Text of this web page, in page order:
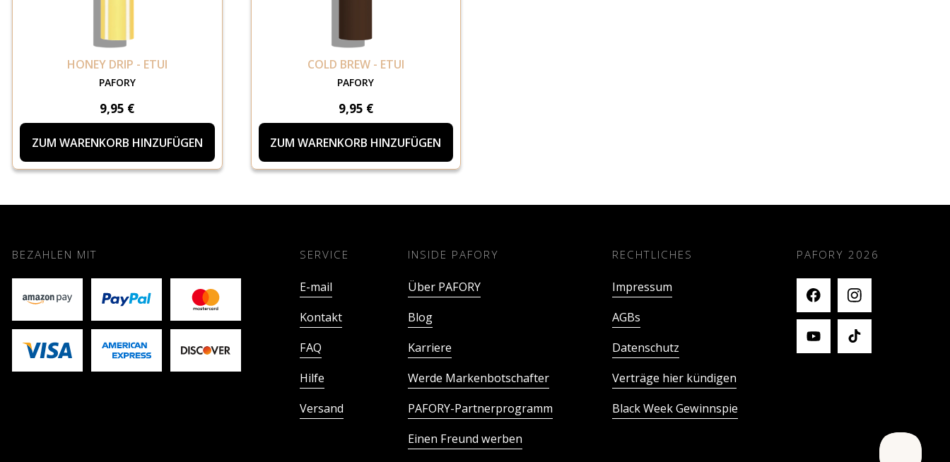
HONEY DRIP - ETUI
PAFORY
9,95 €
ZUM WARENKORB HINZUFÜGEN
COLD BREW - ETUI
PAFORY
9,95 €
ZUM WARENKORB HINZUFÜGEN
BEZAHLEN MIT SERVICE
E-mail
Kontakt
FAQ
Hilfe
Versand
INSIDE PAFORY
Über PAFORY
Blog
Karriere
Werde Markenbotschafter
PAFORY-Partnerprogramm
Einen Freund werben
RECHTLICHES
Impressum
AGBs
Datenschutz
Verträge hier kündigen
Black Week Gewinnspie
PAFORY 2026